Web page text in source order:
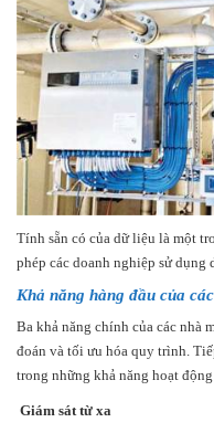
Tính sẵn có của dữ liệu là một
phép các doanh nghiệp sử
Khả năng hàng đầu của
Ba khả năng chính của các nhà
đoán và tối ưu hóa quy trình.
trong những khả năng hoạt
Giám sát từ xa